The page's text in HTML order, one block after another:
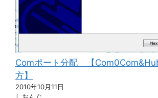
Comポート分配 【
方】
2010年10月11日
しおんぐ